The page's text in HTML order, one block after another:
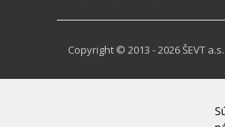
Copyright © 2013 - 2026 ŠEVT a.s.